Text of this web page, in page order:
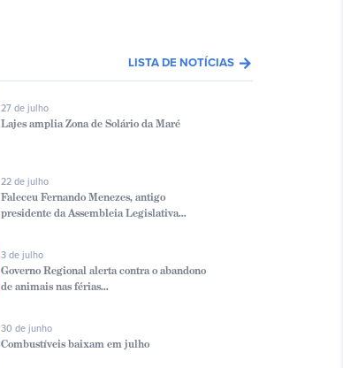
LISTA DE NOTÍCIAS arrow_forward
27 de julho
Lajes amplia Zona de Solário da Maré
22 de julho
Faleceu Fernando Menezes, antigo
presidente da Assembleia Legislativa...
3 de julho
Governo Regional alerta contra o abandono
de animais nas férias...
30 de junho
Combustíveis baixam em julho